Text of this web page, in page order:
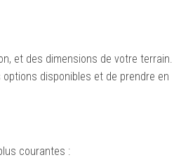
et des dimensions de votre terrain.
disponibles et de prendre en
courantes :